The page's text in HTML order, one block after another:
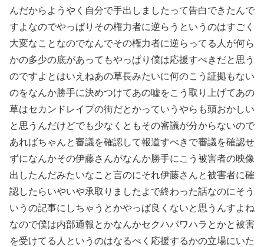
んだからようやく自分で手出しましたって告白できたんで
すよなのでやっぱりその権力者に逆らうというのはすごく
大変なことなのでなんでその権力者に逆らってる人が何ら
かの多少の底があってもやっぱり僕は応援すべきだと思う
のですよとはいえねあの草長みたいに何のこう証拠もない
のをなんか勝手に決めつけてあの嘘をこう取り上げてあの
草はセカンドレイプの街だとかっていうやらも頭おかしい
と思うんだけどでも少なくともその審議が分からないので
あればちゃんと審議を確認して報道すべきで審議を確認せ
ずになんかその伊藤さんがなんか勝手にこう被害者の映像
出したんだみたいなこと言のにそれ伊藤さんと被害者に確
認したらいやいや承取りましたよで終わった話なのにそう
いうの記事にしちゃうとかやっぱ良くないと思うんすよね
なので僕は内部通報とかなんかセクハパワハラとかと被害
を受けてる人というのはなるべく応援するかの立場にいた